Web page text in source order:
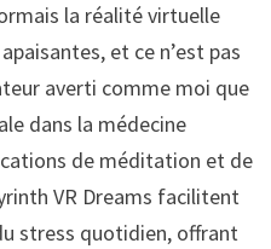
la réalité virtuelle
et ce n’est pas
averti comme moi que
dans la médecine
de méditation et de
VR Dreams facilitent
stress quotidien, offrant